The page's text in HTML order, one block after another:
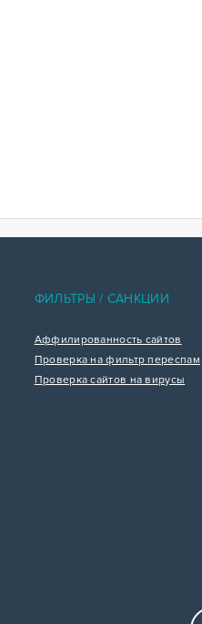
ФИЛЬТРЫ / САНКЦИИ
Аффилированность сайтов
Проверка на фильтр переспам
Проверка сайтов на вирусы